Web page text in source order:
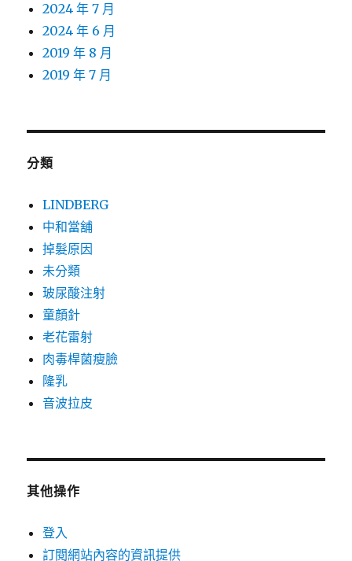
2024 年 7 月
2024 年 6 月
2019 年 8 月
2019 年 7 月
分類
LINDBERG
中和當舖
掉髮原因
未分類
玻尿酸注射
童顏針
老花雷射
肉毒桿菌瘦臉
隆乳
音波拉皮
其他操作
登入
訂閱網站內容的資訊提供